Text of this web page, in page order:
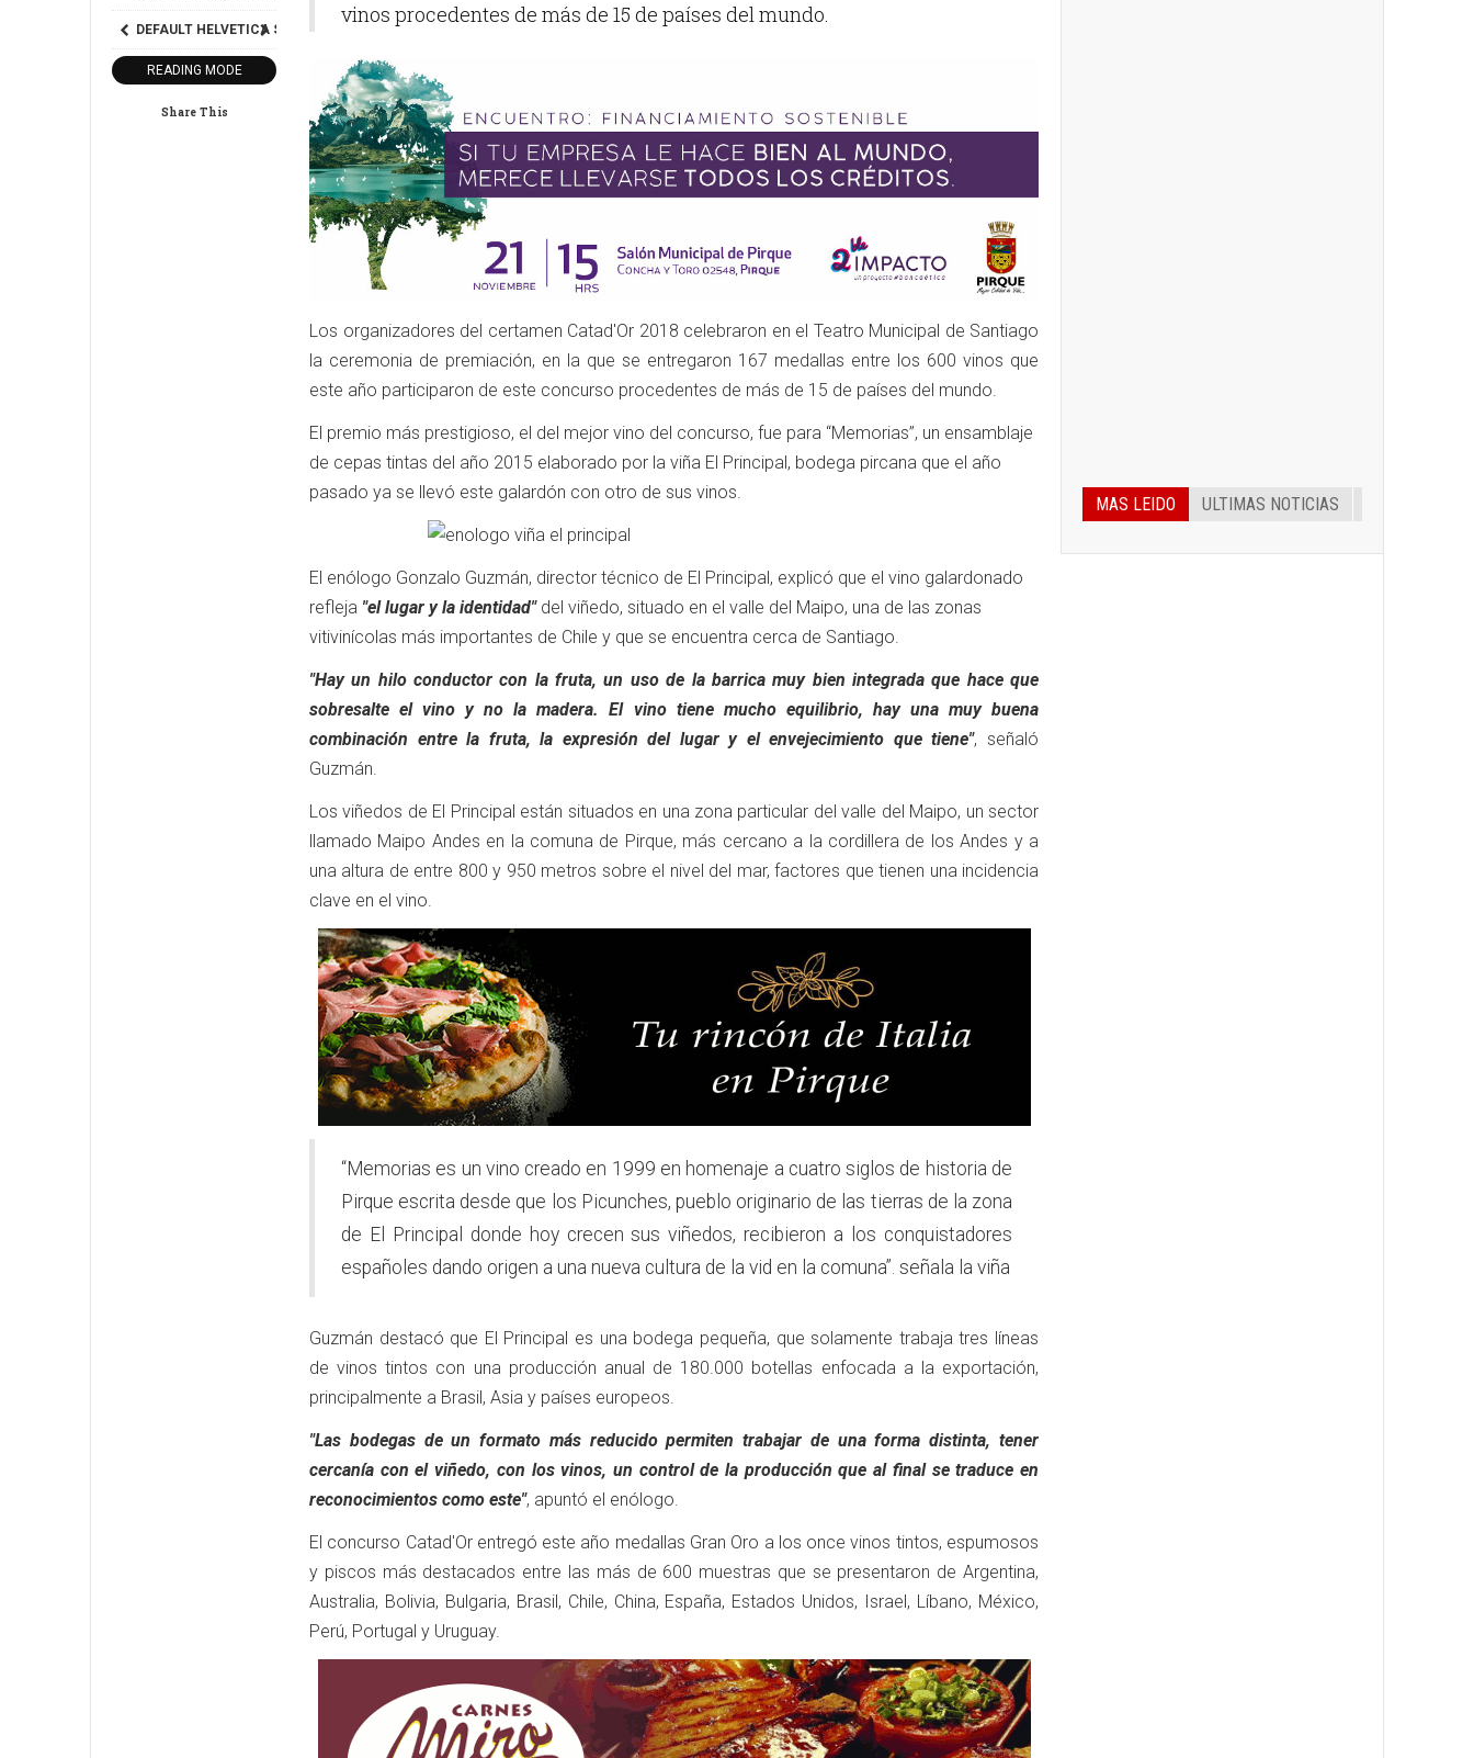
DEFAULT HELVETICA SEGOE TIMES
READING MODE
Share This
vinos procedentes de más de 15 de países del mundo.
Los organizadores del certamen Catad'Or 2018 celebraron en el Teatro Municipal de Santiago
la ceremonia de premiación, en la que se entregaron 167 medallas entre los 600 vinos que
este año participaron de este concurso procedentes de más de 15 de países del mundo.
El premio más prestigioso, el del mejor vino del concurso, fue para “Memorias”, un ensamblaje
de cepas tintas del año 2015 elaborado por la viña El Principal, bodega pircana que el año
pasado ya se llevó este galardón con otro de sus vinos.
El enólogo Gonzalo Guzmán, director técnico de El Principal, explicó que el vino galardonado
refleja "el lugar y la identidad"del viñedo, situado en el valle del Maipo, una de las zonas
vitivinícolas más importantes de Chile y que se encuentra cerca de Santiago.
"Hay un hilo conductor con la fruta, un uso de la barrica muy bien integrada que hace que
sobresalte el vino y no la madera. El vino tiene mucho equilibrio, hay una muy buena
combinación entre la fruta, la expresión del lugar y el envejecimiento que tiene", señaló
Guzmán.
Los viñedos de El Principal están situados en una zona particular del valle del Maipo, un sector
llamado Maipo Andes en la comuna de Pirque, más cercano a la cordillera de los Andes y a
una altura de entre 800 y 950 metros sobre el nivel del mar, factores que tienen una incidencia
clave en el vino.
“Memorias es un vino creado en 1999 en homenaje a cuatro siglos de historia de
Pirque escrita desde que los Picunches, pueblo originario de las tierras de la zona
de El Principal donde hoy crecen sus viñedos, recibieron a los conquistadores
españoles dando origen a una nueva cultura de la vid en la comuna”. señala la viña
Guzmán destacó que El Principal es una bodega pequeña, que solamente trabaja tres líneas
de vinos tintos con una producción anual de 180.000 botellas enfocada a la exportación,
principalmente a Brasil, Asia y países europeos.
"Las bodegas de un formato más reducido permiten trabajar de una forma distinta, tener
cercanía con el viñedo, con los vinos, un control de la producción que al final se traduce en
reconocimientos como este", apuntó el enólogo.
El concurso Catad'Or entregó este año medallas Gran Oro a los once vinos tintos, espumosos
y piscos más destacados entre las más de 600 muestras que se presentaron de Argentina,
Australia, Bolivia, Bulgaria, Brasil, Chile, China, España, Estados Unidos, Israel, Líbano, México,
Perú, Portugal y Uruguay.
MAS LEIDO ULTIMAS NOTICIAS